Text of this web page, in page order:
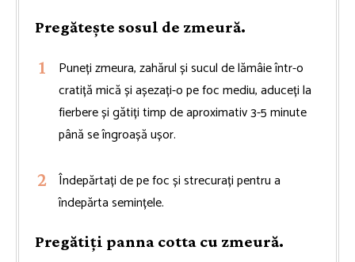
Pregătește sosul de zmeură.
Puneți zmeura, zahărul și sucul de lămâie într-o
cratiță mică și așezați-o pe foc mediu, aduceți la
fierbere și gătiți timp de aproximativ 3-5 minute
până se îngroașă ușor.
Îndepărtați de pe foc și strecurați pentru a
îndepărta semințele.
Pregătiți panna cotta cu zmeură.